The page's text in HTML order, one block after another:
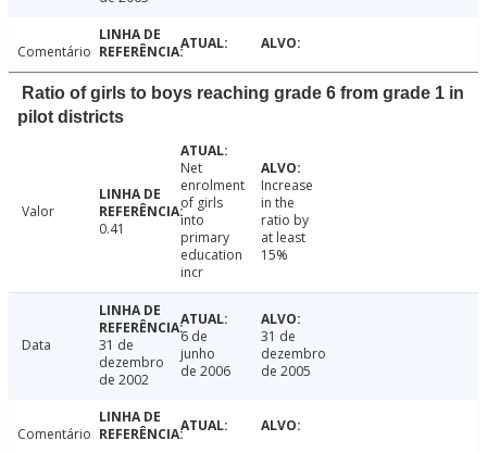
Comentário
Ratio of girls to boys reaching grade 6 from grade 1 in
pilot districts
Valor
0.41
Net
enrolment
of girls
into
primary
education
incr
Increase
in the
ratio by
at least
15%
Data
31 de
dezembro
de 2002
6 de
junho
de 2006
31 de
dezembro
de 2005
Comentário